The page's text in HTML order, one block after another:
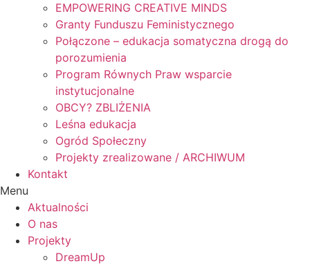
EMPOWERING CREATIVE MINDS
Granty Funduszu Feministycznego
Połączone – edukacja somatyczna drogą do
porozumienia
Program Równych Praw wsparcie
instytucjonalne
OBCY? ZBLIŻENIA
Leśna edukacja
Ogród Społeczny
Projekty zrealizowane / ARCHIWUM
Kontakt
Menu
Aktualności
O nas
Projekty
DreamUp